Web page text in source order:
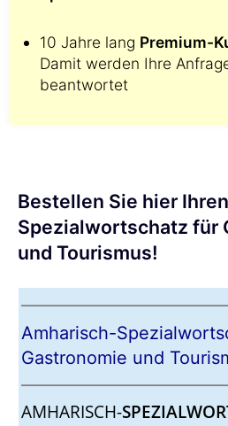
10 Jahre lang Premium-
Damit werden Ihre
beantwortet
Bestellen Sie hier
Spezialwortschatz für
und Tourismus!
Amharisch-
Gastronomie und
AMHARISCH-